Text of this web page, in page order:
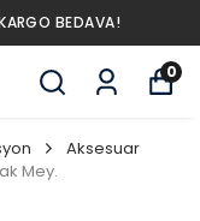
BEDAVA!
0
Aksesuar
Mey.